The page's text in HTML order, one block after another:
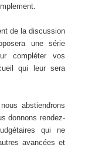
de la discussion
une série
compléter vos
qui leur sera
abstiendrons
donnons rendez-
qui ne
avancées et